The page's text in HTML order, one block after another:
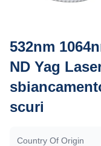
532nm
ND Yag
scuri
Country Of Origin